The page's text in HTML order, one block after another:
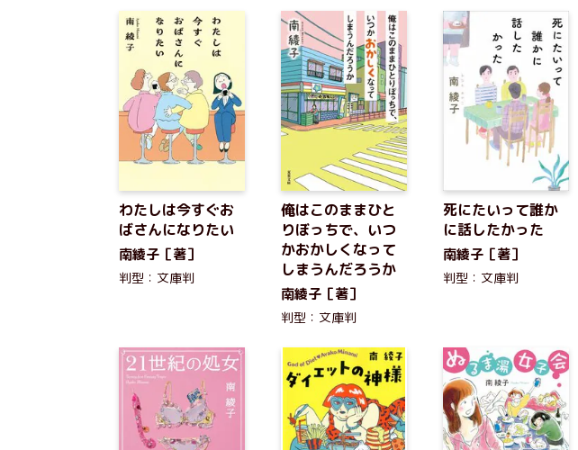
わたしは今すぐお
ばさんになりたい
南綾子［著］
判型：文庫判
俺はこのままひと
りぼっちで、いつ
かおかしくなって
しまうんだろうか
南綾子［著］
判型：文庫判
死にたいって誰か
に話したかった
南綾子［著］
判型：文庫判